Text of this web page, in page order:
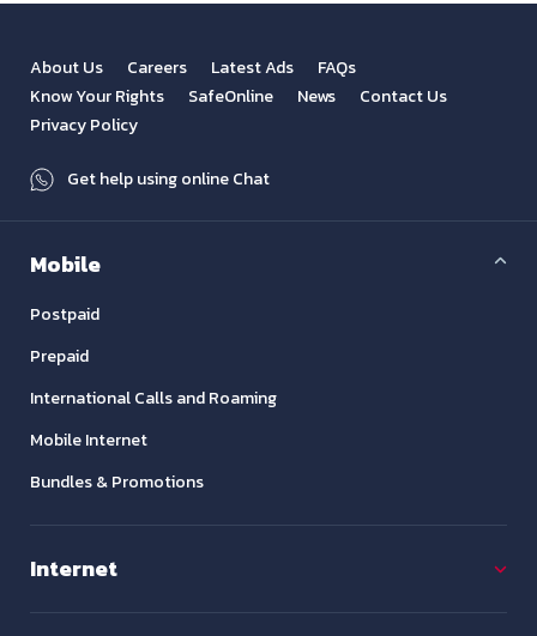
About Us Careers Latest Ads
FAQs
Know Your Rights
SafeOnline News
Contact Us
Privacy Policy
Get help using online Chat
Mobile
Postpaid
Prepaid
International Calls and Roaming
Mobile Internet
Bundles & Promotions
Internet